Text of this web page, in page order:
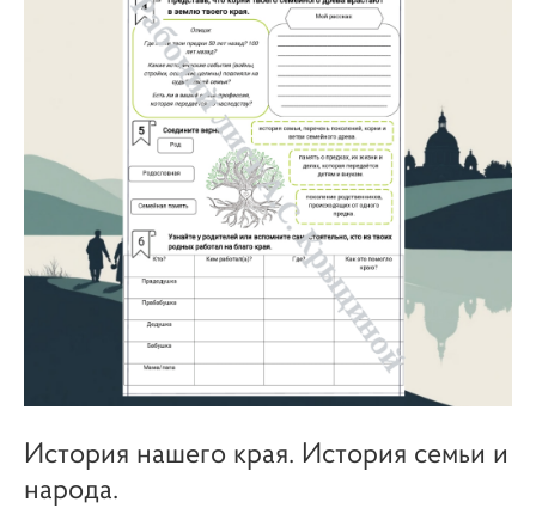
История нашего края. История семьи и
народа.